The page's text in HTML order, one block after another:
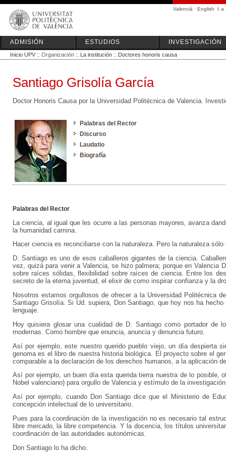
Valencià · English I a
ADMISIÓN ESTUDIOS INVESTIGACIÓN
Inicio UPV :: Organización :: La institución :: Doctores honoris causa
Santiago Grisolía García
Doctor Honoris Causa por la Universidad Politécnica de Valencia.
Palabras del Rector
Discurso
Laudatio
Biografía
Palabras del Rector
La ciencia, al igual que les ocurre a las personas mayores, avanza
la humanidad camina.
Hacer ciencia es reconciliarse con la naturaleza. Pero la naturaleza
D. Santiago es uno de esos caballeros gigantes de la ciencia.
vez, quizá para venir a Valencia, se hizo palmera; porque en Valencia
sobre raíces sólidas, flexibilidad sobre raíces de ciencia. Entre los
secreto de la eterna juventud, el elixir de como inspirar confianza y la
Nosotros estamos orgullosos de ofrecer a la Universidad Politécnica
Santiago Grisolía. Si Ud. supiera, Don Santiago, que hoy nos ha
lenguaje.
Hoy quisiera glosar una cualidad de D. Santiago como portador de
modernas. Como hombre que enuncia, anuncia y denuncia futuro.
Así por ejemplo, este nuestro querido pueblo viejo, un día despierta
genoma es el libro de nuestra historia biológica. El proyecto sobre el
comparable a la declaración de los derechos humanos, a la aplicación
Así por ejemplo, un buen día esta querida tierra nuestra de lo posible,
Nobel valenciano) para orgullo de Valencia y estímulo de la
Así por ejemplo, cuando Don Santiago dice que el Ministerio de
concepción intelectual de lo universitario.
Pues para la coordinación de la investigación no es necesario tal
libre mercado, la libre competencia. Y la docencia, los títulos
coordinación de las autoridades autonómicas.
Don Santiago lo ha dicho.